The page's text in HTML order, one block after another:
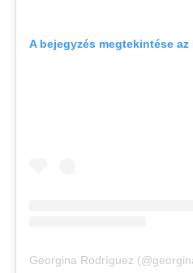
A bejegyzés megtekintése az